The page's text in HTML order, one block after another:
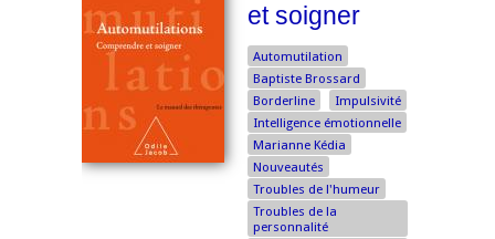
et soigner
Automutilation
Baptiste Brossard
Borderline
Impulsivité
Intelligence émotionnelle
Marianne Kédia
Nouveautés
Troubles de l'humeur
Troubles de la
personnalité